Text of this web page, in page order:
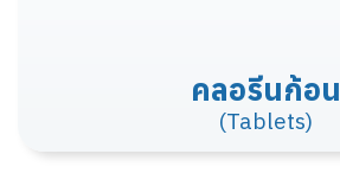
คลอรีนก้อน
(Tablets)